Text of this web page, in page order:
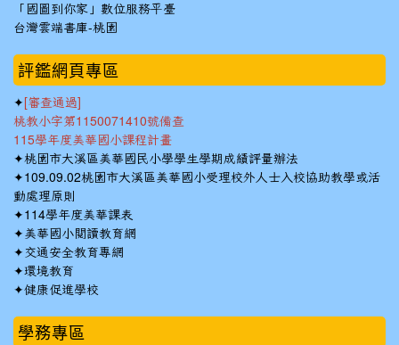
「國圖到你家」數位服務平臺
台灣雲端書庫-桃園
::: 評鑑網頁專區
✦ [審查通過]
桃教小字第1150071410號備查
115學年度美華國小課程計畫
✦桃園市大溪區美華國民小學學生學期成績評量辦法
✦109.09.02桃園市大溪區美華國小受理校外人士入校協助教學或活
動處理原則
✦114學年度美華課表
✦美華國小閱讀教育網
✦ 交通安全教育專網
✦環境教育
✦健康促進學校
學務專區